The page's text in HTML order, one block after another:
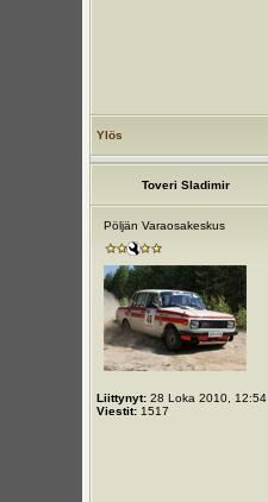
Ylös
Toveri Sladimir
Pöljän Varaosakeskus
Liittynyt:28 Loka 2010, 12:54
Viestit:1517